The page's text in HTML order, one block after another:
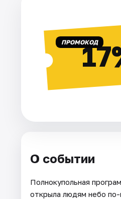
Рейтинги
ПРОМОКОД
О событии
Полнокупольная
открыла людям небо по-